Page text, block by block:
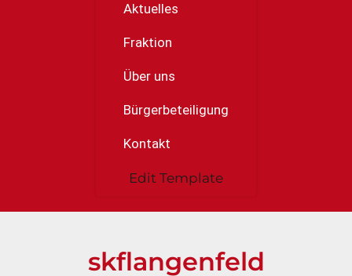
Aktuelles
Fraktion
Über uns
Bürgerbeteiligung
Kontakt
Edit Template
skflangenfeld